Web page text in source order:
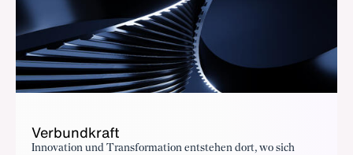
Verbundkraft
Innovation und Transformation entstehen dort, wo sich